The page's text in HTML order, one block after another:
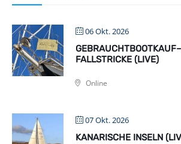
06 Okt. 2026
FALLSTRICKE (LIVE)
Online
07 Okt. 2026
KANARISCHE INSELN